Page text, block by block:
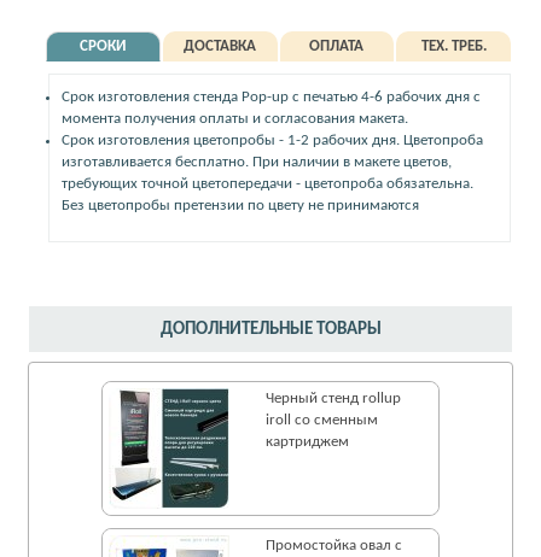
СРОКИ ДОСТАВКА ОПЛАТА ТЕХ. ТРЕБ.
Срок изготовления стенда Pop-up с печатью 4-6 рабочих дня с
момента получения оплаты и согласования макета.
Срок изготовления цветопробы - 1-2 рабочих дня. Цветопроба
изготавливается бесплатно. При наличии в макете цветов,
требующих точной цветопередачи - цветопроба обязательна.
Без цветопробы претензии по цвету не принимаются
ДОПОЛНИТЕЛЬНЫЕ ТОВАРЫ
Черный стенд rollup
iroll со сменным
картриджем
Промостойка овал с